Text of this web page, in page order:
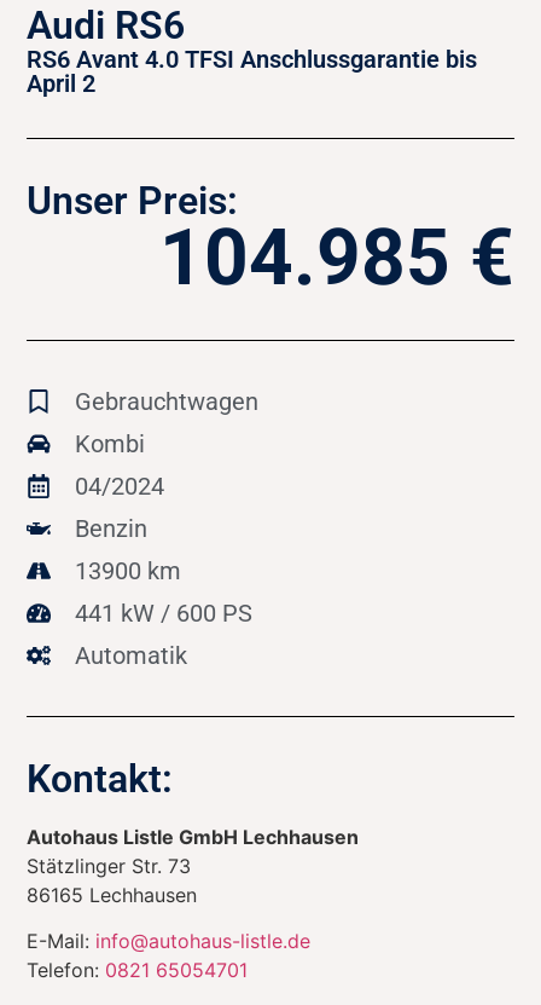
Audi RS6
RS6 Avant 4.0 TFSI Anschlussgarantie bis
April 2
Unser Preis:
104.985 €
Gebrauchtwagen
Kombi
04/2024
Benzin
13900 km
441 kW / 600 PS
Automatik
Kontakt:
Autohaus Listle GmbH Lechhausen
Stätzlinger Str. 73
86165 Lechhausen
E-Mail: info@autohaus-listle.de
Telefon: 0821 65054701